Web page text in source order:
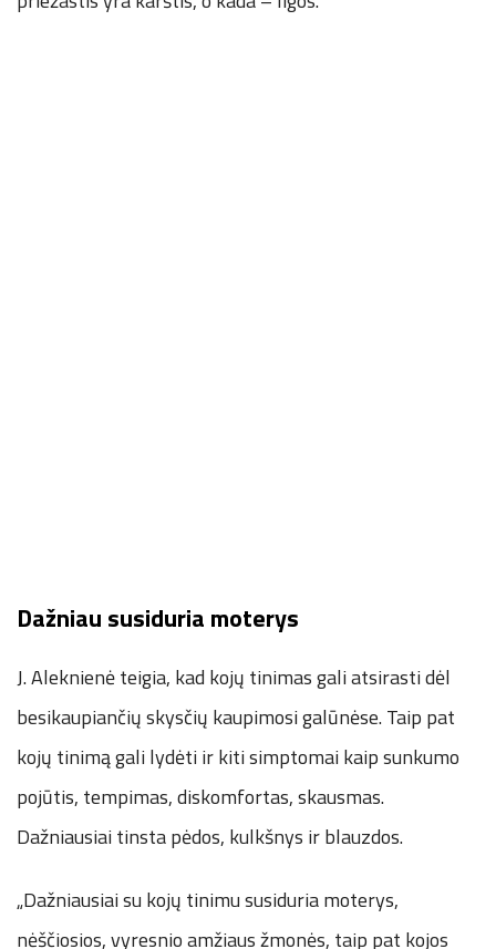
Dažniau susiduria moterys
J. Aleknienė teigia, kad kojų tinimas gali atsirasti dėl
besikaupiančių skysčių kaupimosi galūnėse. Taip pat
kojų tinimą gali lydėti ir kiti simptomai kaip sunkumo
pojūtis, tempimas, diskomfortas, skausmas.
Dažniausiai tinsta pėdos, kulkšnys ir blauzdos.
„Dažniausiai su kojų tinimu susiduria moterys,
nėščiosios, vyresnio amžiaus žmonės, taip pat kojos